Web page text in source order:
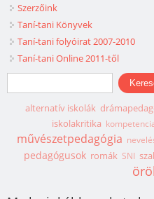
Szerzőink
Taní-tani Könyvek
Taní-tani folyóirat 2007-2010
Taní-tani Online 2011-től
Keresés űrlap
Keresés
alternatív iskolák
iskolakritika
művészetpedagógia
pedagógusok romák SNI